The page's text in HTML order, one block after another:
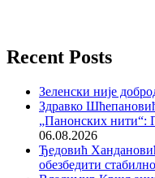
Recent Posts
Зеленски није
Здравко
„Панонских нити“:
06.08.2026
Ђедовић
обезбедити